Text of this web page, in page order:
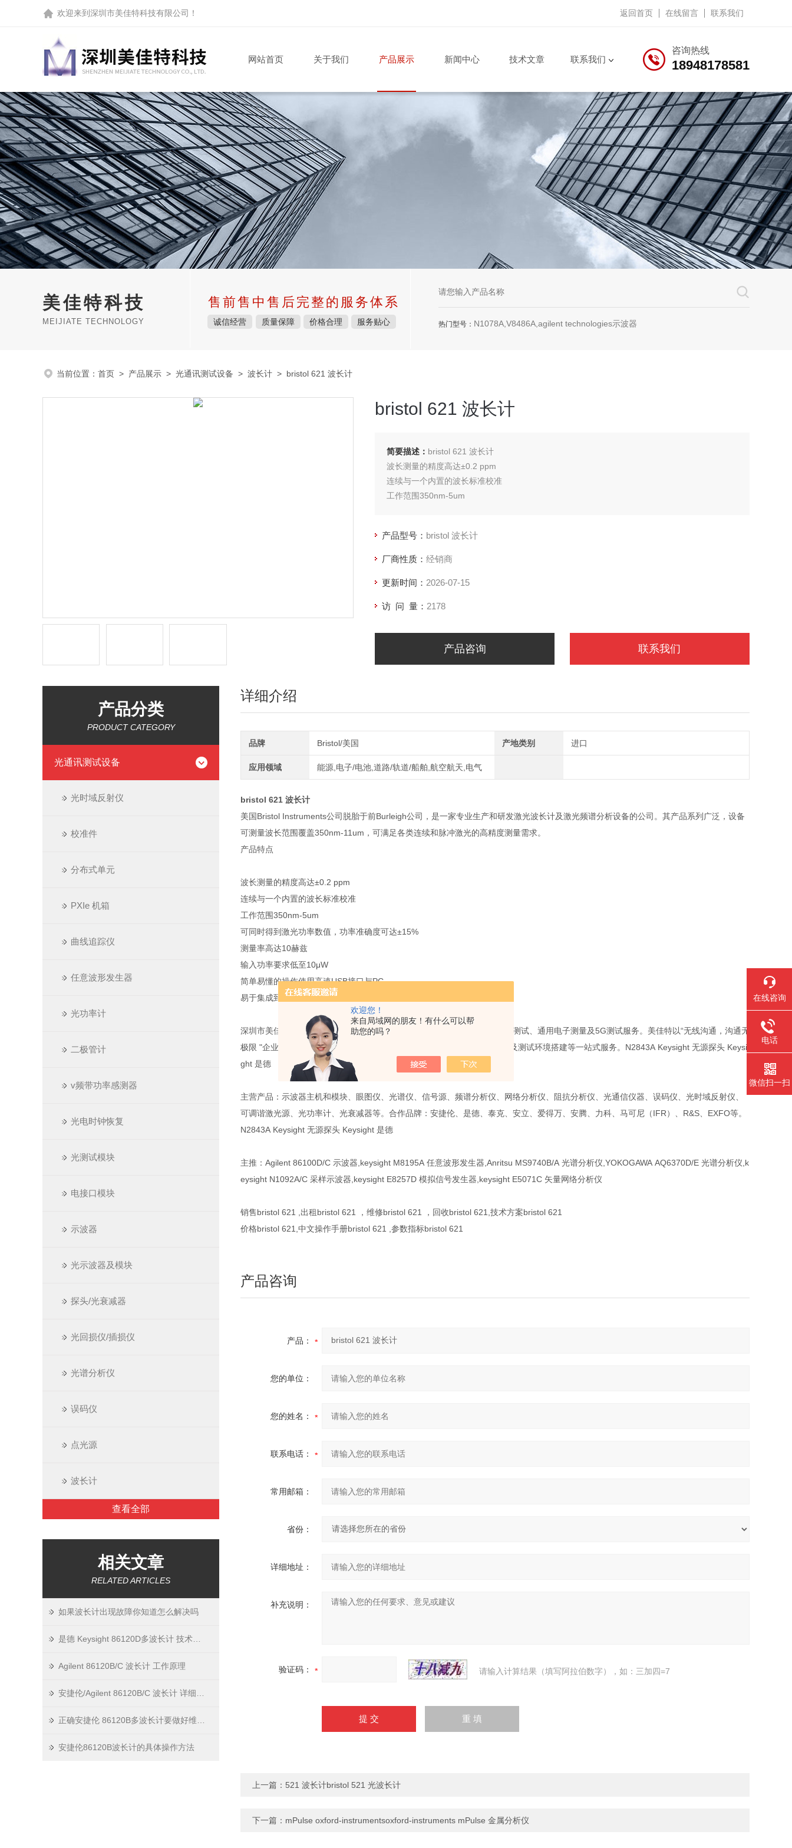
欢迎您！
来自局域网的朋友！有什么可以帮
助您的吗？
欢迎来到 深圳市美佳特科技有限公司 ！ 返回首页 在线留言 联系我们
咨询热线
18948178581
网站首页 关于我们 产品展示 新闻中心 技术文章 联系我们
美佳特科技
MEIJIATE TECHNOLOGY
售前售中售后完整的服务体系
诚信经营 质量保障 价格合理 服务贴心 热门型号： N1078A,V8486A,agilent technologies示波器
当前位置： 首页 > 产品展示 > 光通讯测试设备 > 波长计 > bristol 621 波长计
bristol 621 波长计
简要描述： bristol 621 波长计
波长测量的精度高达±0.2 ppm
连续与一个内置的波长标准校准
工作范围350nm-5um
产品型号： bristol 波长计
厂商性质： 经销商
更新时间： 2026-07-15
访 问 量： 2178
产品咨询 联系我们
产品分类
PRODUCT CATEGORY
光通讯测试设备
光时域反射仪
校准件
分布式单元
PXIe 机箱
曲线追踪仪
任意波形发生器
光功率计
二极管计
v频带功率感测器
光电时钟恢复
光测试模块
电接口模块
示波器
光示波器及模块
探头/光衰减器
光回损仪/插损仪
光谱分析仪
误码仪
点光源
波长计
查看全部
相关文章
RELATED ARTICLES
如果波长计出现故障你知道怎么解决吗
Agilent 86120B/C 波长计 工作原理
安捷伦86120B波长计的具体操作方法
详细介绍
品牌 Bristol/美国 产地类别 进口
应用领域 能源,电子/电池,道路/轨道/船舶,航空航天,电气
bristol 621 波长计
美国Bristol Instruments公司脱胎于前Burleigh公司，是一家专业生产和研发激光波长计及激光频谱分析设备的公司。其产品系列广泛，设备
可测量波长范围覆盖350nm-11um，可满足各类连续和脉冲激光的高精度测量需求。
产品特点
波长测量的精度高达±0.2 ppm
连续与一个内置的波长标准校准
工作范围350nm-5um
可同时得到激光功率数值，功率准确度可达±15%
测量率高达10赫兹
输入功率要求低至10μW
简单易懂的操作使用高速USB接口与PC
易于集成到实验，为的自动波长报告和控制
深圳市美佳特科技有限公司（简称“美佳特"）成立于2010年，致力于光通讯测试、通用电子测量及5G测试服务。美佳特以“无线沟通，沟通无
极限 "企业使命，业务聚焦于精密测试测量仪器的租赁、销售、维护、计量及测试环境搭建等一站式服务。N2843A Keysight 无源探头 Keysi
ght 是德
主营产品：示波器主机和模块、眼图仪、光谱仪、信号源、频谱分析仪、网络分析仪、阻抗分析仪、光通信仪器、误码仪、光时域反射仪、
可调谐激光源、光功率计、光衰减器等。合作品牌：安捷伦、是德、泰克、安立、爱得万、安腾、力科、马可尼（IFR）、R&S、EXFO等。
N2843A Keysight 无源探头 Keysight 是德
主推：Agilent 86100D/C 示波器,keysight M8195A 任意波形发生器,Anritsu MS9740B/A 光谱分析仪,YOKOGAWA AQ6370D/E 光谱分析仪,k
eysight N1092A/C 采样示波器,keysight E8257D 模拟信号发生器,keysight E5071C 矢量网络分析仪
销售bristol 621 ,出租bristol 621 ，维修bristol 621 ，回收bristol 621 ,技术方案bristol 621
价格bristol 621 ,中文操作手册bristol 621 ,参数指标bristol 621
产品咨询
产品：
您的单位：
您的姓名：
联系电话：
常用邮箱：
省份：
详细地址：
补充说明：
验证码： 请输入计算结果（填写阿拉伯数字），如：三加四=7
上一篇： 521 波长计bristol 521 光波长计
下一篇： mPulse oxford-instrumentsoxford-instruments mPulse 金属分析仪
在线咨询
电话
微信扫一扫